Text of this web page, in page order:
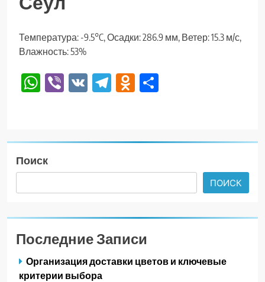
Температура: -9.5°C, Осадки: 286.9 мм, Ветер: 15.3 м/с,
Влажность: 53%
WhatsApp
Viber
VK TelegramOdnoklassniki
Поиск
ПОИСК
Последние Записи
Организация доставки цветов и ключевые
критерии выбора